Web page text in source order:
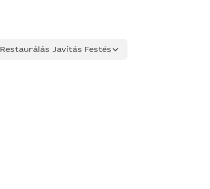
Restaurálás Javítás Festés